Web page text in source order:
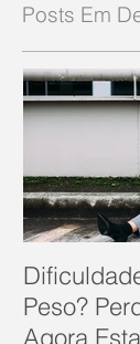
Posts Em
Peso?
Agora